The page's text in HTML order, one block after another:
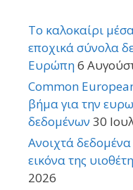
Το καλοκαίρι
εποχικά σύνολα
Ευρώπη6
Common
βήμα για την
δεδομένων 30
Ανοιχτά
εικόνα της
2026